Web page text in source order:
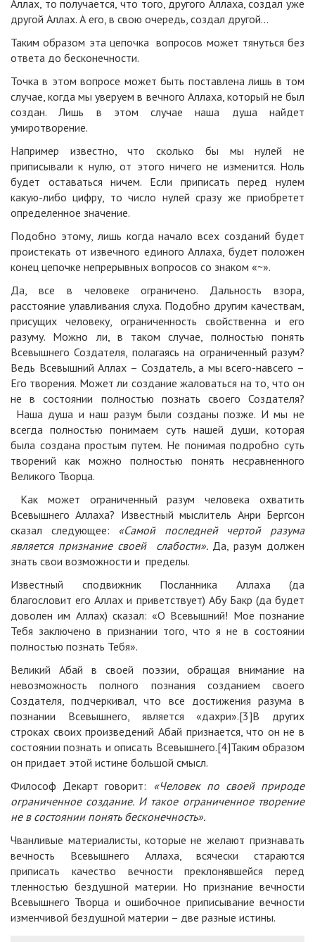
Аллах, то получается, что того, другого Аллаха, создал уже
другой Аллах. А его, в свою очередь, создал другой...
Таким образом эта цепочка вопросов может тянуться без
ответа до бесконечности.
Точка в этом вопросе может быть поставлена лишь в том
случае, когда мы уверуем в вечного Аллаха, который не был
создан. Лишь в этом случае наша душа найдет
умиротворение.
Например известно, что сколько бы мы нулей не
приписывали к нулю, от этого ничего не изменится. Ноль
будет оставаться ничем. Если приписать перед нулем
какую-либо цифру, то число нулей сразу же приобретет
определенное значение.
Подобно этому, лишь когда начало всех созданий будет
проистекать от извечного единого Аллаха, будет положен
конец цепочке непрерывных вопросов со знаком «~».
Да, все в человеке ограничено. Дальность взора,
расстояние улавливания слуха. Подобно другим качествам,
присущих человеку, ограниченность свойственна и его
разуму. Можно ли, в таком случае, полностью понять
Всевышнего Создателя, полагаясь на ограниченный разум?
Ведь Всевышний Аллах – Создатель, а мы всего-навсего –
Его творения. Может ли создание жаловаться на то, что он
не в состоянии полностью познать своего Создателя?
Наша душа и наш разум были созданы позже. И мы не
всегда полностью понимаем суть нашей души, которая
была создана простым путем. Не понимая подробно суть
творений как можно полностью понять несравненного
Великого Творца.
Как может ограниченный разум человека охватить
Всевышнего Аллаха? Известный мыслитель Анри Бергсон
сказал следующее: «Самой последней чертой разума
является признание своей слабости». Да, разум должен
знать свои возможности и пределы.
Известный сподвижник Посланника Аллаха (да
благословит его Аллах и приветствует) Абу Бакр (да будет
доволен им Аллах) сказал: «О Всевышний! Мое познание
Тебя заключено в признании того, что я не в состоянии
полностью познать Тебя».
Великий Абай в своей поэзии, обращая внимание на
невозможность полного познания созданием своего
Создателя, подчеркивал, что все достижения разума в
познании Всевышнего, является «дахри».[3]В других
строках своих произведений Абай признается, что он не в
состоянии познать и описать Всевышнего.[4]Таким образом
он придает этой истине большой смысл.
Философ Декарт говорит:
«Человек по своей природе
ограниченное создание. И такое ограниченное творение
не в состоянии понять бесконечность».
Чванливые материалисты, которые не желают признавать
вечность Всевышнего Аллаха, всячески стараются
приписать качество вечности преклонявшейся перед
тленностью бездушной материи. Но признание вечности
Всевышнего Творца и ошибочное приписывание вечности
изменчивой бездушной материи – две разные истины.